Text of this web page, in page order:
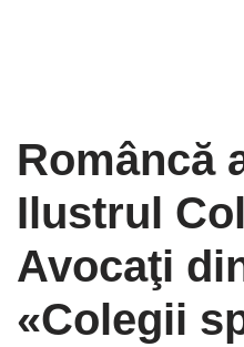
Româncă
Ilustrul
Avocaţi
«Colegii